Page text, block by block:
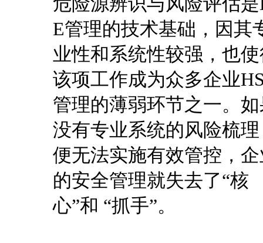
E管理的技术基础，因其
业性和系统性较强，也
该项工作成为众多企业
管理的薄弱环节之一。
没有专业系统的风险梳
便无法实施有效管控，
的安全管理就失去了“核
心”和 “抓手”。